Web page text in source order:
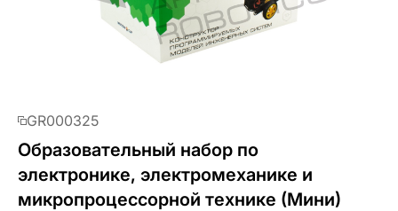
GR000325
Образовательный набор по
электронике, электромеханике и
микропроцессорной технике (Мини)